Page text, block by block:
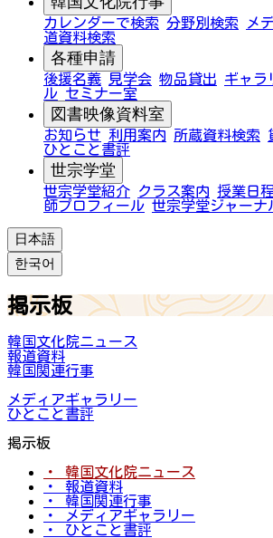
カレンダーで検索 分野別検索 メ
道資料検索
各種申請
後援名義 見学会 物品貸出 ギャラ
ル セミナー室
図書映像資料室
お知らせ 利用案内 所蔵資料検索
ひとこと書評
世宗学堂
世宗学堂紹介 クラス案内 授業日
師プロフィール 世宗学堂ジャーナ
日本語
한국어
掲示板
韓国文化院ニュース
報道資料
韓国関連行事
メディアギャラリー
ひとこと書評
掲示板
・ 韓国文化院ニュース
・ 報道資料
・ 韓国関連行事
・ メディアギャラリー
・ ひとこと書評